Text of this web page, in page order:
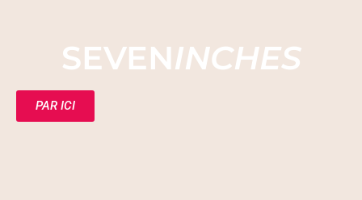
SEVENINCHES
PAR ICI